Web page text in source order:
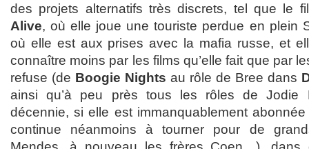
des projets alternatifs très discrets, tel que le
Alive, où elle joue une touriste perdue en plein
où elle est aux prises avec la mafia russe, et
connaître moins par les films qu’elle fait que par
refuse (de Boogie Nights au rôle de Bree dans
ainsi qu’à peu près tous les rôles de Jodie
décennie, si elle est immanquablement
continue néanmoins à tourner pour de